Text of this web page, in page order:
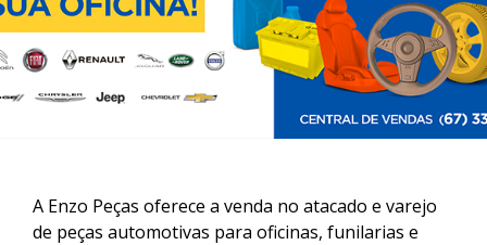
A Enzo Peças oferece a venda no atacado e varejo
de peças automotivas para oficinas, funilarias e